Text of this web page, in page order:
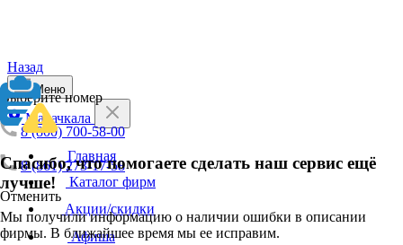
Назад
Выберите номер
8 (800) 700-58-00
8 (861) 273-17-58
Отменить
Спасибо, что помогаете сделать наш сервис ещё
лучше!
Мы получили информацию о наличии ошибки в описании
фирмы. В ближайшее время мы ее исправим.
Меню
Махачкала
Главная
Каталог фирм
Акции/скидки
Афиша